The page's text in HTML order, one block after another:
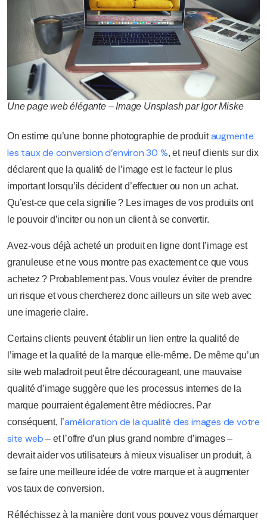
Une page web élégante – Image Unsplash par Igor Miske
On estime qu’une bonne photographie de produitaugmente
les taux de conversion d’environ 30 %, et neuf clients sur dix
déclarent que la qualité de l’image est le facteur le plus
important lorsqu’ils décident d’effectuer ou non un achat.
Qu’est-ce que cela signifie ? Les images de vos produits ont
le pouvoir d’inciter ou non un client à se convertir.
Avez-vous déjà acheté un produit en ligne dont l’image est
granuleuse et ne vous montre pas exactement ce que vous
achetez ? Probablement pas. Vous voulez éviter de prendre
un risque et vous chercherez donc ailleurs un site web avec
une imagerie claire.
Certains clients peuvent établir un lien entre la qualité de
l’image et la qualité de la marque elle-même. De même qu’un
site web maladroit peut être décourageant, une mauvaise
qualité d’image suggère que les processus internes de la
marque pourraient également être médiocres. Par
conséquent, l’amélioration de la qualité des images de votre
site web – et l’offre d’un plus grand nombre d’images –
devrait aider vos utilisateurs à mieux visualiser un produit, à
se faire une meilleure idée de votre marque et à augmenter
vos taux de conversion.
Réfléchissez à la manière dont vous pouvez vous démarquer